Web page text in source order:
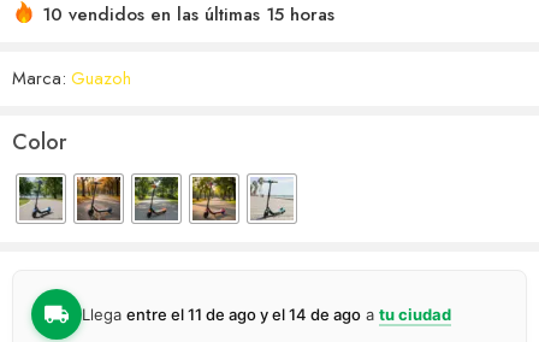
10 vendidos en las últimas 15 horas
Marca: Guazoh
Color
Llega entre el 11 de ago y el 14 de ago a tu ciudad